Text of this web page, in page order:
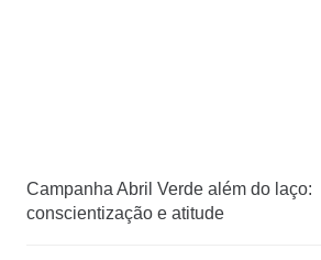
Campanha Abril Verde além do laço:
conscientização e atitude